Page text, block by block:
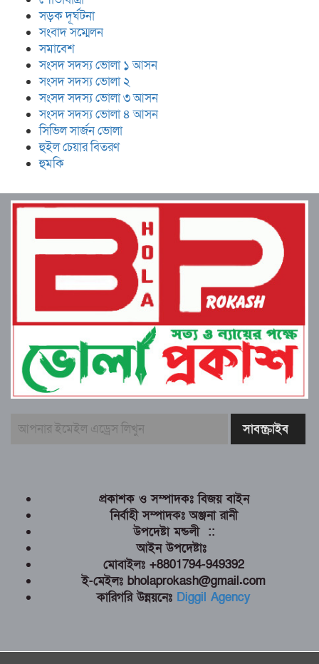
সড়ক দূর্ঘটনা
সংবাদ সম্মেলন
সমাবেশ
সংসদ সদস্য ভোলা ১ আসন
সংসদ সদস্য ভোলা ২
সংসদ সদস্য ভোলা ৩ আসন
সংসদ সদস্য ভোলা ৪ আসন
সিভিল সার্জন ভোলা
হুইল চেয়ার বিতরণ
হুমকি
প্রকাশক ও সম্পাদকঃ বিজয় বাইন
নির্বাহী সম্পাদকঃ অঞ্জনা রানী
উপদেষ্টা মন্ডলী ::
আইন উপদেষ্টাঃ
মোবাইলঃ +8801794-949392
ই-মেইলঃ bholaprokash@gmail.com
কারিগরি উন্নয়নেঃ Diggil Agency